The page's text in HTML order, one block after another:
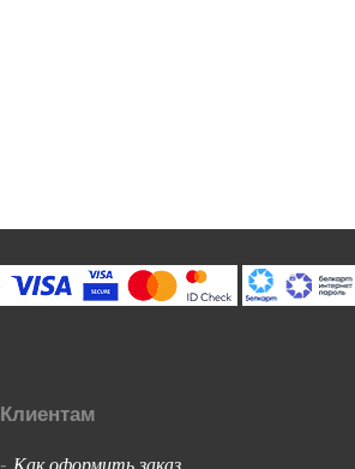
Клиентам
Как оформить заказ